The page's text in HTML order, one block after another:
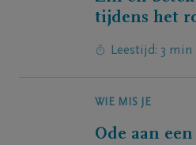
tijdens het
Leestijd: 3 min
WIE MIS JE
Ode aan